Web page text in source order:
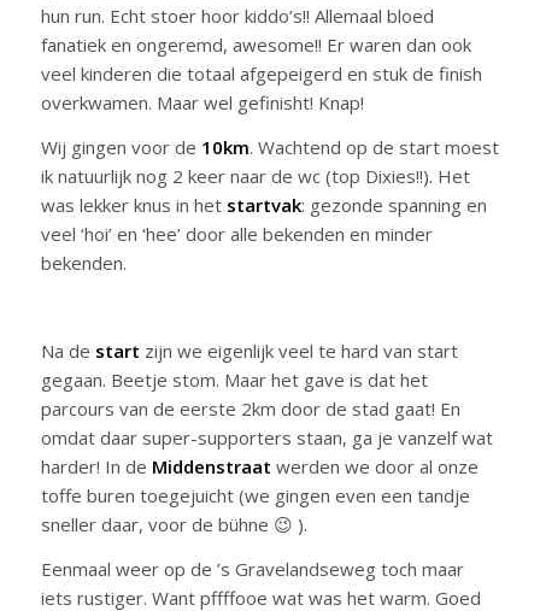
hun run. Echt stoer hoor kiddo’s!! Allemaal bloed
fanatiek en ongeremd, awesome!! Er waren dan ook
veel kinderen die totaal afgepeigerd en stuk de finish
overkwamen. Maar wel gefinisht! Knap!
Wij gingen voor de 10km. Wachtend op de start moest
ik natuurlijk nog 2 keer naar de wc (top Dixies!!). Het
was lekker knus in het startvak: gezonde spanning en
veel ‘hoi’ en ‘hee’ door alle bekenden en minder
bekenden.
Na de start zijn we eigenlijk veel te hard van start
gegaan. Beetje stom. Maar het gave is dat het
parcours van de eerste 2km door de stad gaat! En
omdat daar super-supporters staan, ga je vanzelf wat
harder! In de Middenstraat werden we door al onze
toffe buren toegejuicht (we gingen even een tandje
sneller daar, voor de bühne 😉 ).
Eenmaal weer op de ’s Gravelandseweg toch maar
iets rustiger. Want pffffooe wat was het warm. Goed